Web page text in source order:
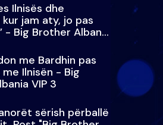
Ilnisës dhe
kur jam aty, jo pas
- Big Brother Albania
me Bardhin pas
Ilnisën - Big
VIP 3
sërish përballë